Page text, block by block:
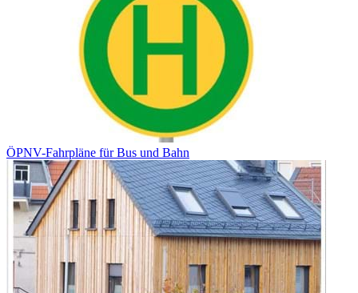
ÖPNV-Fahrpläne für Bus und Bahn